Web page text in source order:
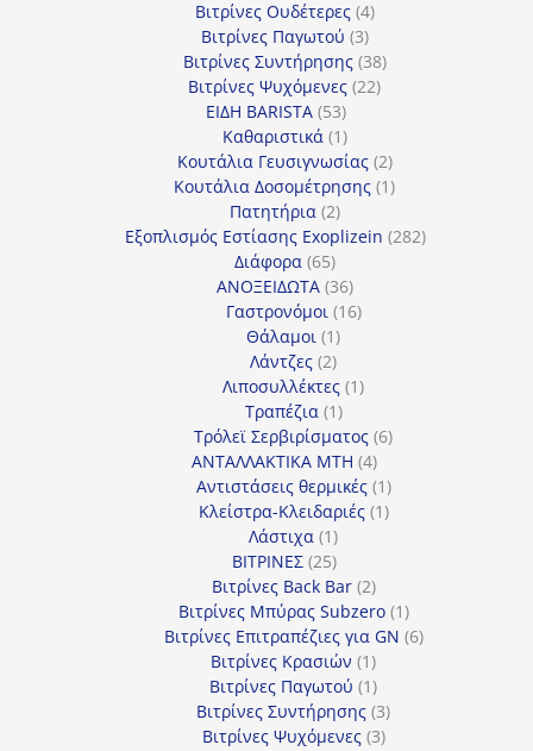
Βιτρίνες Ουδέτερες 44
προϊόντα
Βιτρίνες Παγωτού 33
προϊόντα
Βιτρίνες Συντήρησης 3838
προϊόντα
Βιτρίνες Ψυχόμενες 2222
ΕΙΔΗ BARISTA 5353
προϊόντα
Καθαριστικά 11
προϊόν
Κουτάλια Γευσιγνωσίας 22
προϊόντα
Κουτάλια Δοσομέτρησης 11
Πατητήρια 22
προϊόντα
Εξοπλισμός Εστίασης Exoplizein 282282
Διάφορα 6565
προϊόντα
ΑΝΟΞΕΙΔΩΤΑ 3636
προϊόντα
Γαστρονόμοι 1616
Θάλαμοι 11
προϊόν
Λάντζες 22
προϊόντα
Λιποσυλλέκτες 11
Τραπέζια 11
προϊόν
Τρόλεϊ Σερβιρίσματος 66
ΑΝΤΑΛΛΑΚΤΙΚΑ MTH 44
προϊόντα
Αντιστάσεις θερμικές 11
προϊόν
Κλείστρα-Κλειδαριές 11
Λάστιχα 11
προϊόν
ΒΙΤΡΙΝΕΣ 2525
προϊόντα
Βιτρίνες Back Bar 22
προϊόντα
Βιτρίνες Mπύρας Subzero 11
προϊόν
Βιτρίνες Επιτραπέζιες για GN 66
Βιτρίνες Κρασιών 11
προϊόν
Βιτρίνες Παγωτού 11
προϊόν
Βιτρίνες Συντήρησης 33
προϊόντα
Βιτρίνες Ψυχόμενες 33